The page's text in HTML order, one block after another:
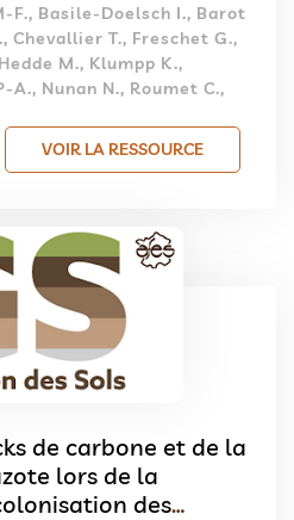
F., Basile-Doelsch I., Barot
Chevallier T., Freschet G.,
M., Klumpp K.,
A., Nunan N., Roumet C.,
VOIR LA RESSOURCE
de carbone et de la
lors de la
des